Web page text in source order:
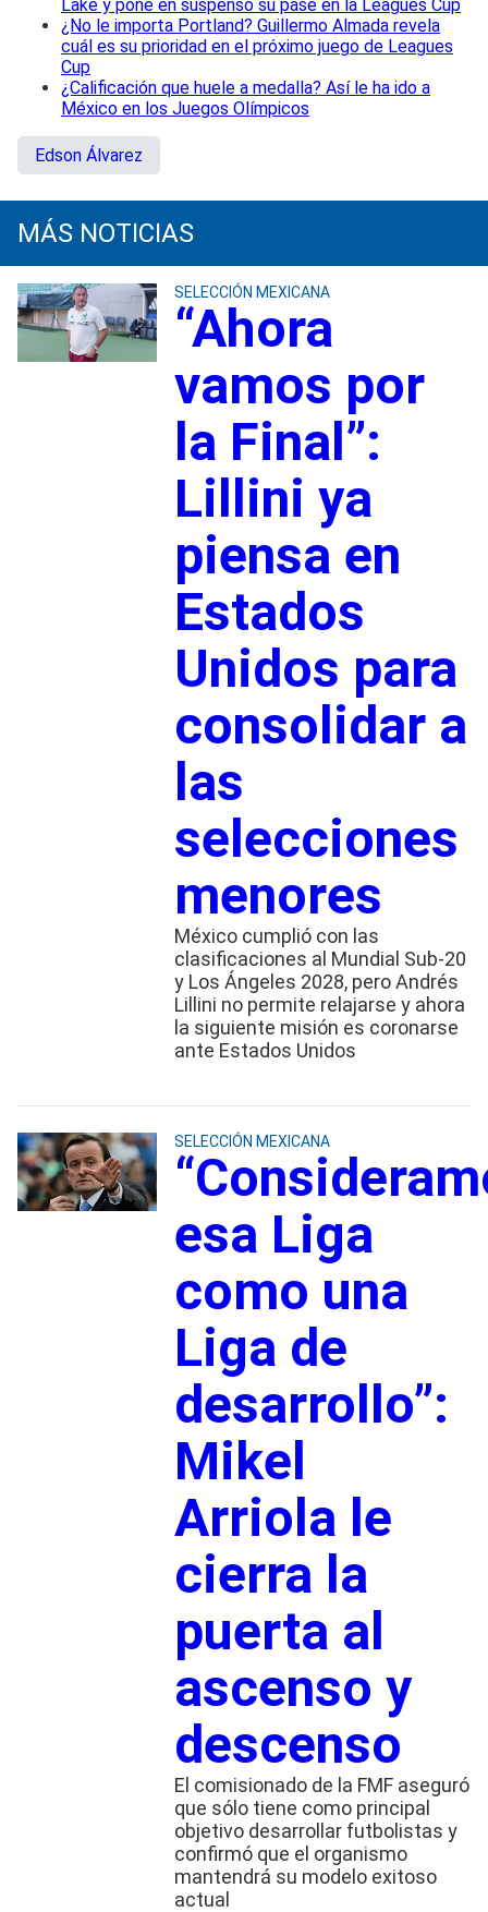
Lake y pone en suspenso su pase en la Leagues Cup
¿No le importa Portland? Guillermo Almada revela
cuál es su prioridad en el próximo juego de Leagues
Cup
¿Calificación que huele a medalla? Así le ha ido a
México en los Juegos Olímpicos
Edson Álvarez
MÁS NOTICIAS
SELECCIÓN MEXICANA
“Ahora
vamos por
la Final”:
Lillini ya
piensa en
Estados
Unidos para
consolidar a
las
selecciones
menores
México cumplió con las
clasificaciones al Mundial Sub-20
y Los Ángeles 2028, pero Andrés
Lillini no permite relajarse y ahora
la siguiente misión es coronarse
ante Estados Unidos
SELECCIÓN MEXICANA
esa Liga
como una
Liga de
desarrollo”:
Mikel
Arriola le
cierra la
puerta al
ascenso y
descenso
El comisionado de la FMF aseguró
que sólo tiene como principal
objetivo desarrollar futbolistas y
confirmó que el organismo
mantendrá su modelo exitoso
actual